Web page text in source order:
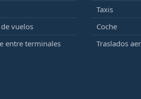
vuelos
entre terminales
Taxis
Coche
Traslados